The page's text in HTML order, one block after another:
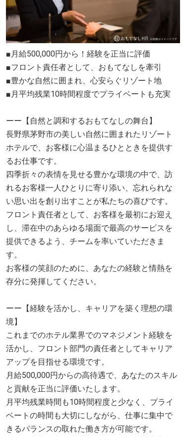
■月給500,000円から！経験を正当に評価
■フロント責任者として、おもてなしを牽引
■豊かな自然に囲まれ、心安らぐリゾート地
■月平均残業10時間程度でプライベートも充実
ーー【自然と調和するおもてなしの舞台】
長野県茅野市の美しい自然に囲まれたリゾート
ホテルで、お客様に心温まるひとときを提供す
るお仕事です。
四季折々の表情を見せる豊かな環境の中で、訪
れるお客様一人ひとりに寄り添い、忘れられな
い思い出を創り出すことが私たちの喜びです。
フロント責任者として、お客様を最初にお迎え
し、滞在中のあらゆる場面で最高のサービスを
提供できるよう、チームを率いていただきま
す。
お客様の笑顔のために、あなたの経験と情熱を
存分に発揮してください。
ーー【経験を活かし、キャリアを築く理想の環
境】
これまでのホテル業界でのマネジメント経験を
活かし、フロント部門の責任者としてキャリア
アップを目指せる環境です。
月給500,000円からの高待遇で、あなたのスキル
と貢献を正当に評価いたします。
月平均残業時間も10時間程度と少なく、プライ
ベートの時間も大切にしながら、仕事に集中で
きるバランスの取れた働き方が可能です。